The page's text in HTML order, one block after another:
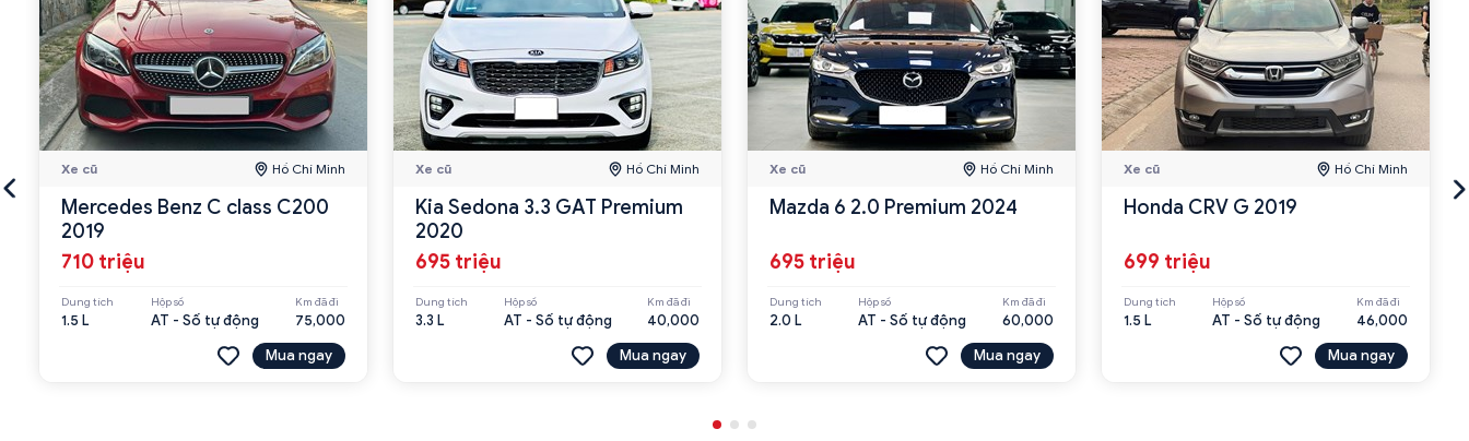
Xe cũ Hồ Chí Minh
Mercedes Benz C class C200
2019
710 triệu
Dung tích
1.5 L
Hộp số
AT - Số tự động
Km đã đi
75,000
Mua ngay
Xe cũ Hồ Chí Minh
Kia Sedona 3.3 GAT Premium
2020
695 triệu
Dung tích
3.3 L
Hộp số
AT - Số tự động
Km đã đi
40,000
Mua ngay
Xe cũ Hồ Chí Minh
Mazda 6 2.0 Premium 2024
695 triệu
Dung tích
2.0 L
Hộp số
AT - Số tự động
Km đã đi
60,000
Mua ngay
Xe cũ Hồ Chí Minh
Honda CRV G 2019
699 triệu
Dung tích
1.5 L
Hộp số
AT - Số tự động
Km đã đi
46,000
Mua ngay